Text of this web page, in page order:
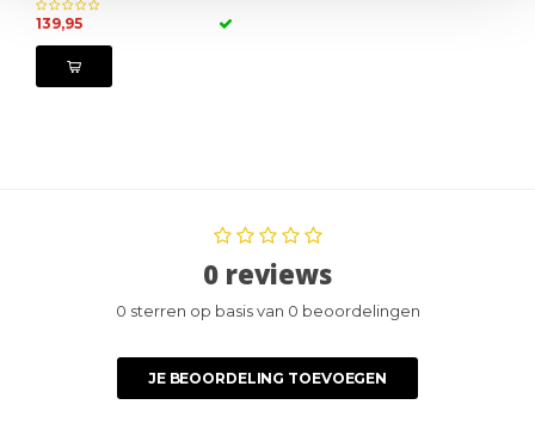
139,95
0 reviews
0 sterren op basis van 0 beoordelingen
JE BEOORDELING TOEVOEGEN